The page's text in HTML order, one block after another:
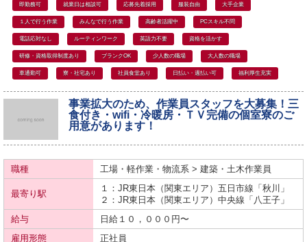
即勤務可 就業日は相談可 応募先着採用 服装自由 大手企業
１人で行う作業 みんなで行う作業 高齢者活躍中 PCスキル不問
電話応対なし ルーティンワーク 英語力不要 資格を活かす
研修・資格取得制度あり ブランクOK 少人数の職場 大人数の職場
車通勤可 寮・社宅あり 社員食堂あり 日払い・週払い可 福利厚生充実
事業拡大のため、作業員スタッフを大募集！三
食付き・wifi・冷暖房・ＴＶ完備の個室寮のご
用意があります！
職種 工場・軽作業・物流系 > 建築・土木作業員
最寄り駅
１：JR東日本（関東エリア） 五日市線 「秋川」
２：JR東日本（関東エリア） 中央線 「八王子」
給与
日給１０，０００円〜
雇用形態
正社員